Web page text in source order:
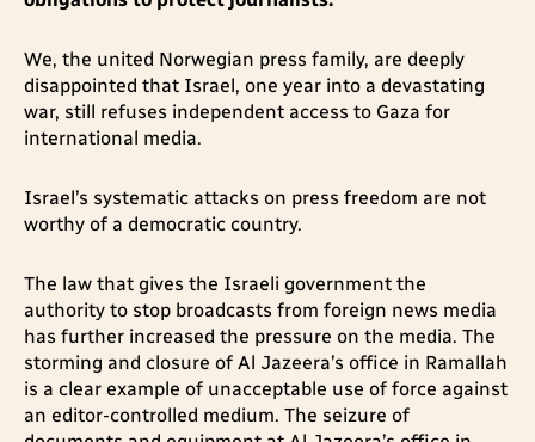
We, the united Norwegian press family, are deeply
disappointed that Israel, one year into a devastating
war, still refuses independent access to Gaza for
international media.
Israel’s systematic attacks on press freedom are not
worthy of a democratic country.
The law that gives the Israeli government the
authority to stop broadcasts from foreign news media
has further increased the pressure on the media. The
storming and closure of Al Jazeera’s office in Ramallah
is a clear example of unacceptable use of force against
an editor-controlled medium. The seizure of